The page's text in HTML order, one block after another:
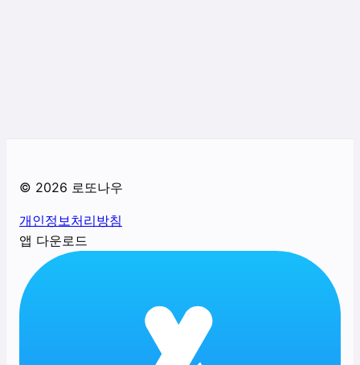
© 2026 로또나우
개인정보처리방침
앱 다운로드